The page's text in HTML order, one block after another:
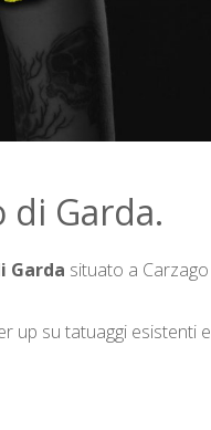
di Garda.
Garda situato a Carzago
up su tatuaggi esistenti e